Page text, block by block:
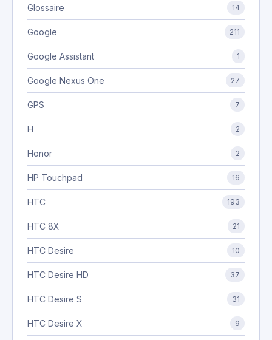
Glossaire 14
Google 211
Google Assistant 1
Google Nexus One 27
GPS 7
H 2
Honor 2
HP Touchpad 16
HTC 193
HTC 8X 21
HTC Desire 10
HTC Desire HD 37
HTC Desire S 31
HTC Desire X 9